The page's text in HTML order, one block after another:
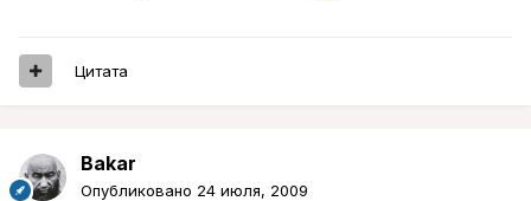
Цитата
Bakar
Опубликовано 24 июля, 2009